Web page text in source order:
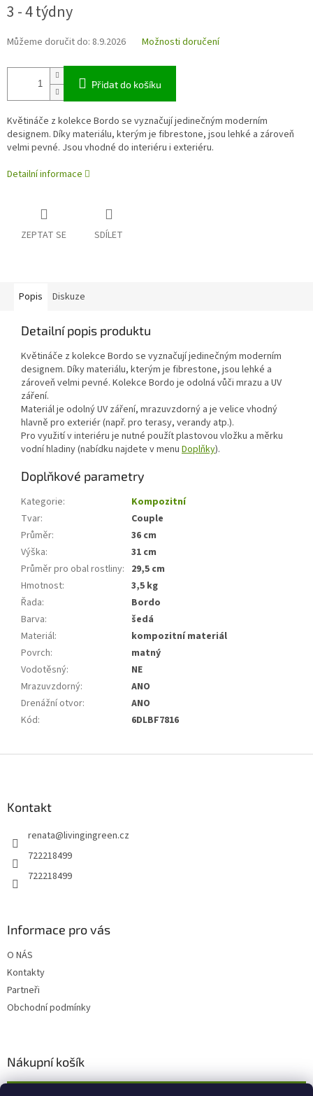
cena:
3 - 4 týdny
Můžeme doručit do: 8.9.2026 Možnosti doručení
Přidat do košíku
Květináče z kolekce Bordo se vyznačují jedinečným moderním
designem. Díky materiálu, kterým je fibrestone, jsou lehké a zároveň
velmi pevné. Jsou vhodné do interiéru i exteriéru.
Detailní informace
ZEPTAT SE SDÍLET
Popis Diskuze
Detailní popis produktu
Květináče z kolekce Bordo se vyznačují jedinečným moderním
designem. Díky materiálu, kterým je fibrestone, jsou lehké a
zároveň velmi pevné. Kolekce Bordo je odolná vůči mrazu a UV
záření.
Materiál je odolný UV záření, mrazuvzdorný a je velice vhodný
hlavně pro exteriér (např. pro terasy, verandy atp.).
Pro využití v interiéru je nutné použít plastovou vložku a měrku
vodní hladiny (nabídku najdete v menu Doplňky).
Doplňkové parametry
Kategorie:
Kompozitní
Tvar:
Couple
Průměr:
36 cm
Výška:
31 cm
Průměr pro obal rostliny: 29,5 cm
Hmotnost:
3,5 kg
Řada:
Bordo
Barva:
šedá
Materiál:
kompozitní materiál
Povrch:
matný
Vodotěsný:
NE
Mrazuvzdorný:
ANO
Drenážní otvor:
ANO
Kód: 6DLBF7816
Kontakt
renata@livingingreen.cz
722218499
722218499
Informace pro vás
O NÁS
Kontakty
Partneři
Obchodní podmínky
Nákupní košík